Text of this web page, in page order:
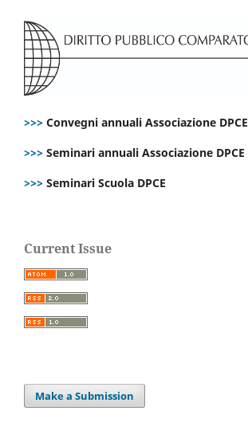
>>> Convegni annuali Associazione DPCE
>>> Seminari annuali Associazione DPCE
>>> Seminari Scuola DPCE
Current Issue
Make a Submission